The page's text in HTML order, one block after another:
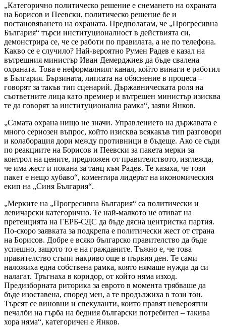
„Категорично политическо решение е снемането на охраната
на Борисов и Пеевски, политическо решение бе и
постановяването на охраната. Предполагам, че „Прогресивна
България“ търси институционалност в действията си,
демонстрира се, че се работи по правилата, а не по телефона.
Какво се е случило? Най-вероятно Румен Радев е казал на
вътрешния министър Иван Демерджиев да бъде свалена
охраната. Това е неформалният канал, който винаги е работил
в България. Бързината, липсата на обяснение в процеса –
говорят за такъв тип сценарий. Държавническата роля на
съответните лица като премиер и вътрешен министър изисква
те да говорят за институционална рамка“, заяви Янков.
„Самата охрана нищо не значи. Управлението на държавата е
много сериозен въпрос, който изисква всякакъв тип разговори
и колаборация дори между противници в бъдеще. Ако се съди
по реакциите на Борисов и Пеевски за пакета мерки за
контрол на цените, предложен от правителството, изглежда,
че има жест и покана за танц към Радев. Те казаха, че този
пакет е нещо хубаво“, коментира лидерът на икономическия
екип на „Синя България“.
„Мерките на „Прогресивна България“ са политически и
левичарски категорично. Те най-малкото не отиват на
претенцията на ГЕРБ-СДС да бъде дясна центристка партия.
По-скоро заявката за подкрепа е политически жест от страна
на Борисов. Добре е всяко българско правителство да бъде
успешно, защото то е на гражданите. Тъжно е, че това
правителство стъпи накриво още в първия ден. Те сами
наложиха една собствена рамка, която нямаше нужда да си
налагат. Тръгнаха в коридор, от който няма изход.
Предизборната риторика за еврото в момента трябваше да
бъде изоставена, според мен, а те продължиха в този тон.
Търсят се виновни и спекуланти, които правят невероятни
печалби на гърба на бедния български потребител – такива
хора няма“, категоричен е Янков.